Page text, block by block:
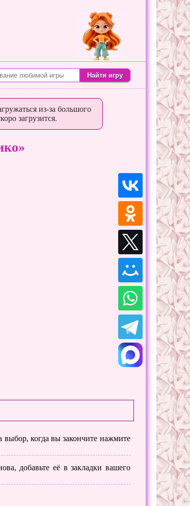
из-за большого
загрузится.
выбор, когда вы закончите нажмите
добавьте её в закладки вашего